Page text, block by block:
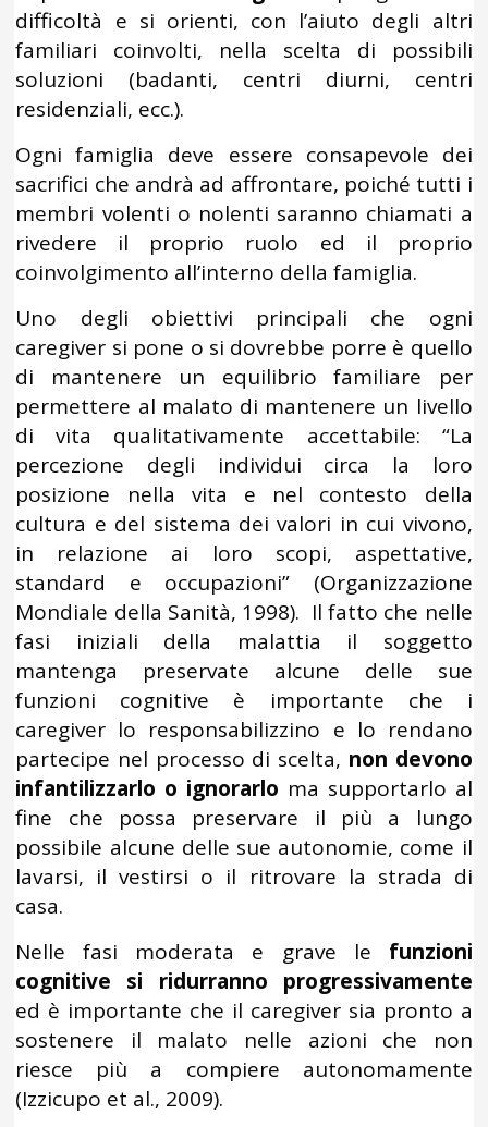
difficoltà e si orienti, con l’aiuto degli altri
familiari coinvolti, nella scelta di possibili
soluzioni (badanti, centri diurni, centri
residenziali, ecc.).
Ogni famiglia deve essere consapevole dei
sacrifici che andrà ad affrontare, poiché tutti i
membri volenti o nolenti saranno chiamati a
rivedere il proprio ruolo ed il proprio
coinvolgimento all’interno della famiglia.
Uno degli obiettivi principali che ogni
caregiver si pone o si dovrebbe porre è quello
di mantenere un equilibrio familiare per
permettere al malato di mantenere un livello
di vita qualitativamente accettabile: “La
percezione degli individui circa la loro
posizione nella vita e nel contesto della
cultura e del sistema dei valori in cui vivono,
in relazione ai loro scopi, aspettative,
standard e occupazioni” (Organizzazione
Mondiale della Sanità, 1998). Il fatto che nelle
fasi iniziali della malattia il soggetto
mantenga preservate alcune delle sue
funzioni cognitive è importante che i
caregiver lo responsabilizzino e lo rendano
partecipe nel processo di scelta, non devono
infantilizzarlo o ignorarlo ma supportarlo al
fine che possa preservare il più a lungo
possibile alcune delle sue autonomie, come il
lavarsi, il vestirsi o il ritrovare la strada di
casa.
Nelle fasi moderata e grave le funzioni
cognitive si ridurranno progressivamente
ed è importante che il caregiver sia pronto a
sostenere il malato nelle azioni che non
riesce più a compiere autonomamente
(Izzicupo et al., 2009).